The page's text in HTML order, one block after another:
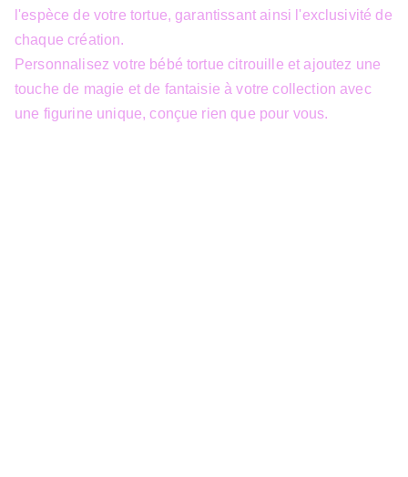
l'espèce de votre tortue, garantissant ainsi l'exclusivité de
chaque création.
Personnalisez votre bébé tortue citrouille et ajoutez une
touche de magie et de fantaisie à votre collection avec
une figurine unique, conçue rien que pour vous.